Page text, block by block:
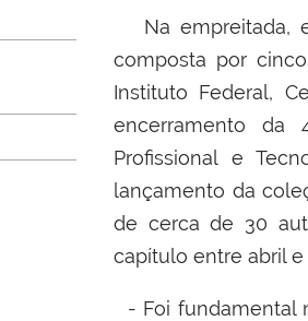
Na empreitada,
composta por
Instituto Federal,
encerramento da
Profissional e
lançamento da
de cerca de 30
capítulo entre abril
- Foi fundamental